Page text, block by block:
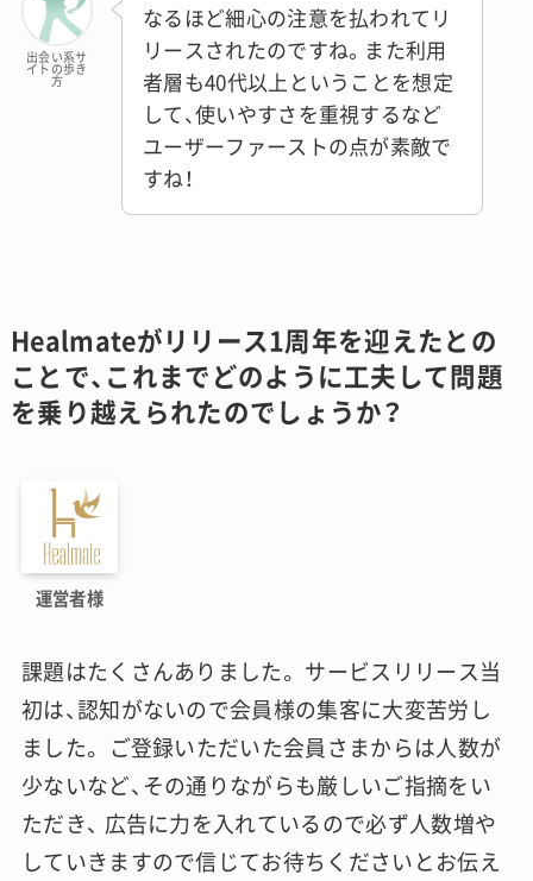
出会い系サ
イトの歩き
方
なるほど細心の注意を払われてリ
リースされたのですね。また利用
者層も40代以上ということを想定
して、使いやすさを重視するなど
ユーザーファーストの点が素敵で
すね！
Healmateがリリース1周年を迎えたとの
ことで、これまでどのように工夫して問題
を乗り越えられたのでしょうか？
運営者様
課題はたくさんありました。 サービスリリース当
初は、認知がないので会員様の集客に大変苦労し
ました。 ご登録いただいた会員さまからは人数が
少ないなど、その通りながらも厳しいご指摘をい
ただき、 広告に力を入れているので必ず人数増や
していきますので信じてお待ちくださいとお伝え